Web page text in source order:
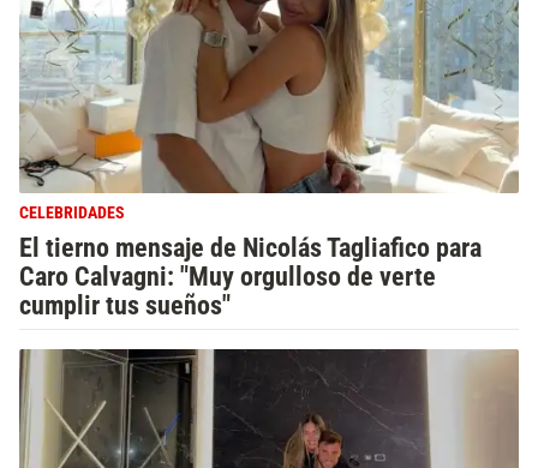
CELEBRIDADES
El tierno mensaje de Nicolás Tagliafico para
Caro Calvagni: "Muy orgulloso de verte
cumplir tus sueños"